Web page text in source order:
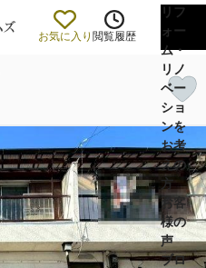
お気に入り 閲覧履歴
リフ
ォー
ム・
リノ
ベー
ショ
ンを
お考
えの
方
お客
様の
声
ブロ